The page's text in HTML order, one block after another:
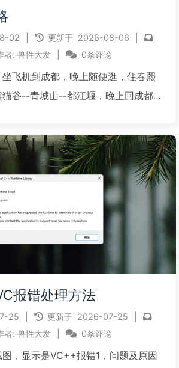
02 更新于 2026-08-06
者: 兽性大发 0条评论
飞机到成都，晚上随便逛，住春熙
谷--青城山--都江堰，晚上回成都，
谷；熊猫谷游览完打车 到 青城前山
。下山后到都江堰：打的到秦...
报错处理方法
25 更新于 2026-07-25
者: 兽性大发 0条评论
，显示是VC++报错1，问题及原因